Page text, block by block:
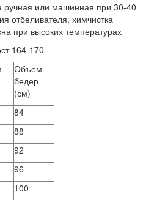
ручная или машинная при 30-40
отбеливателя; химчистка
при высоких температурах
164-170
Объем
бедер
(см)
84
88
92
96
100